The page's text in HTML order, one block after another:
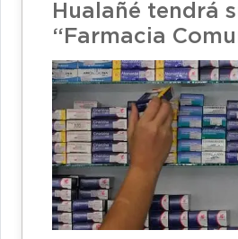
Hualañé tendrá
“Farmacia